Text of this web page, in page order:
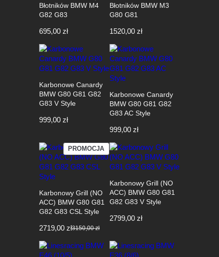
Błotników BMW M4
G82 G83
695,00 zł
Błotników BMW M3
G80 G81
1520,00 zł
Karbonowe Canardy
BMW G80 G81 G82
G83 V Style
999,00 zł
Karbonowe Canardy
BMW G80 G81 G82
G83 AC Style
999,00 zł
PROMOCJAPRODUKT
W
PROMOCJI
Karbonowy Grill (NO
ACC) BMW G80 G81
G82 G83 CSL Style
3150,00zł
Pierwotna
cena
wynosiła:
2719,00 zł
Aktualna
cena
wynosi:
Karbonowy Grill (NO
ACC) BMW G80 G81
G82 G83 V Style
2799,00 zł